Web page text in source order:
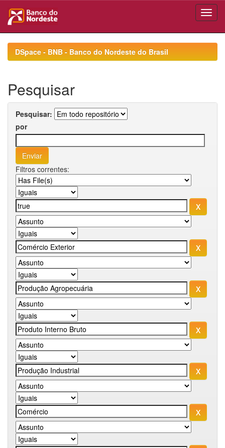
navigationDSpace - BNB - Banco do Nordeste do Brasil
Pesquisar
Pesquisar:
por
Filtros correntes: